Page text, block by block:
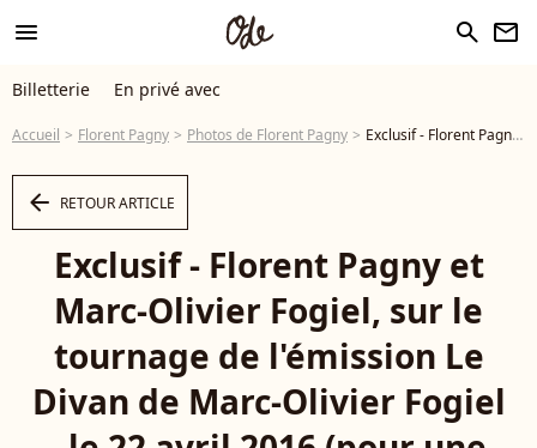
menu search newsletter
Billetterie En privé avec
Accueil Florent Pagny Photos de Florent Pagny Exclusif - Florent Pagny et Marc-Olivier Fogiel, sur le tournage de l'émission Le Divan de Marc-Olivier Fogiel, le 22 avril 2016 (pour une diffusion le mardi 10 mai 2016 à 23h15 sur France 3). © Cyril Moreau - Photo
arrow_left RETOUR ARTICLE
Exclusif - Florent Pagny et
Marc-Olivier Fogiel, sur le
tournage de l'émission Le
Divan de Marc-Olivier Fogiel